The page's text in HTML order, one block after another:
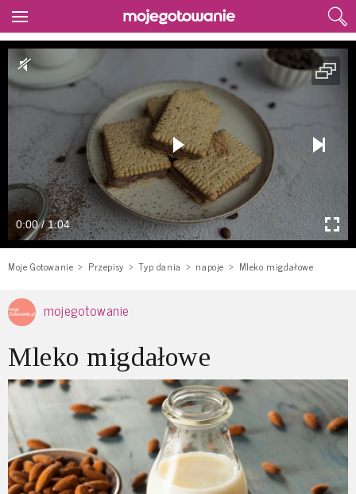
0:00 / 1:04
Moje Gotowanie Przepisy Typ dania napoje Mleko migdałowe
mojegotowanie
Mleko migdałowe